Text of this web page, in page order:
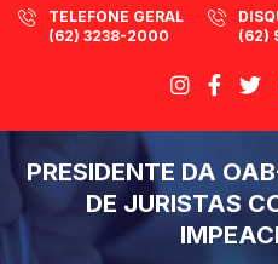
TELEFONE GERAL
(62) 3238-2000
(62)
PRESIDENTE DA
DE JURISTAS